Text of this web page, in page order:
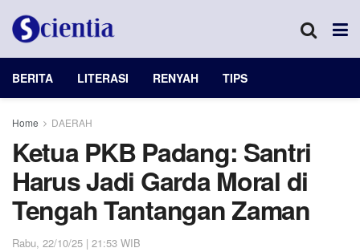
BERITA LITERASI RENYAH TIPS
Home DAERAH
Ketua PKB Padang: Santri
Harus Jadi Garda Moral di
Tengah Tantangan Zaman
Rabu, 22/10/25 | 21:53 WIB